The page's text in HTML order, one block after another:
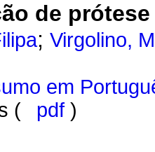
de
; Virgolino,
em
(
pdf )